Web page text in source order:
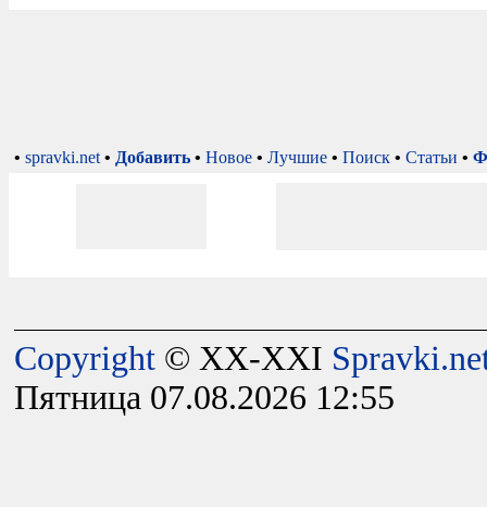
• spravki.net • Добавить • Новое • Лучшие • Поиск • Статьи •
Copyright © XX-XXI
Пятница 07.08.2026 12:55